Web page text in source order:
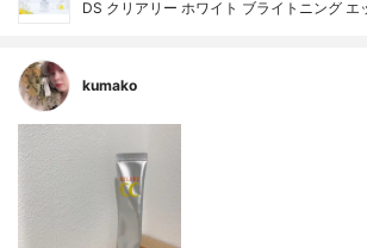
DS クリアリー ホワイト ブライトニング エ
kumako